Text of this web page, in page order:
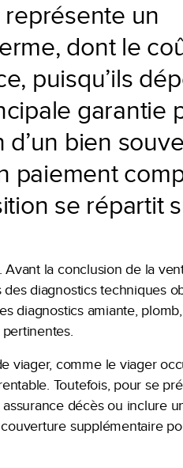
représente un
dont le
puisqu’ils
garantie
d’un bien
paiement
se répartit
la conclusion de la
diagnostics techniques
diagnostics amiante,
viager, comme le viager
Toutefois, pour se
décès ou inclure
supplémentaire